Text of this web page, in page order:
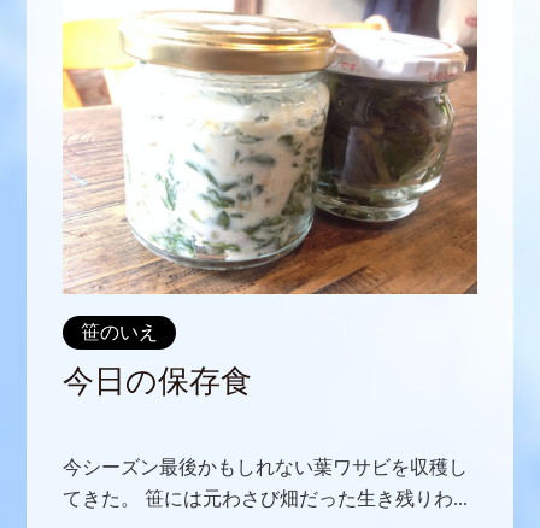
笹のいえ
今日の保存食
今シーズン最後かもしれない葉ワサビを収穫し
てきた。 笹には元わさび畑だった生き残りわ...